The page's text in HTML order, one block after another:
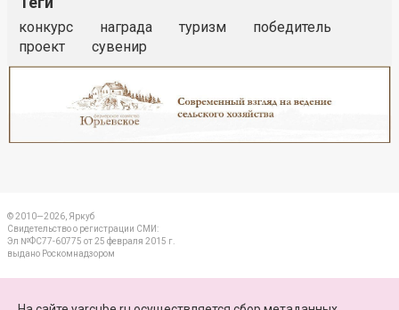
конкурс награда туризм
победитель
проект
сувенир
© 2010—2026, Яркуб
Свидетельство о регистрации СМИ:
Эл №ФС77-60775 от 25 февраля 2015 г.
выдано Роскомнадзором